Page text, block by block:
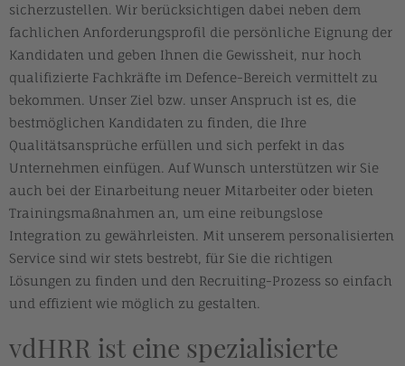
sicherzustellen. Wir berücksichtigen dabei neben dem
fachlichen Anforderungsprofil die persönliche Eignung der
Kandidaten und geben Ihnen die Gewissheit, nur hoch
qualifizierte Fachkräfte im Defence-Bereich vermittelt zu
bekommen. Unser Ziel bzw. unser Anspruch ist es, die
bestmöglichen Kandidaten zu finden, die Ihre
Qualitätsansprüche erfüllen und sich perfekt in das
Unternehmen einfügen. Auf Wunsch unterstützen wir Sie
auch bei der Einarbeitung neuer Mitarbeiter oder bieten
Trainingsmaßnahmen an, um eine reibungslose
Integration zu gewährleisten. Mit unserem personalisierten
Service sind wir stets bestrebt, für Sie die richtigen
Lösungen zu finden und den Recruiting-Prozess so einfach
und effizient wie möglich zu gestalten.
vdHRR ist eine spezialisierte